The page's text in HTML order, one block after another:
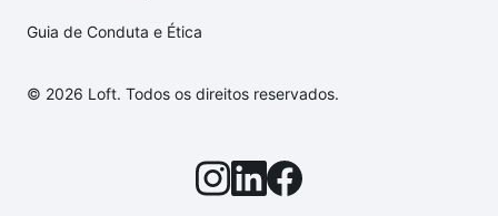
Guia de Conduta e Ética
© 2026 Loft. Todos os direitos reservados.